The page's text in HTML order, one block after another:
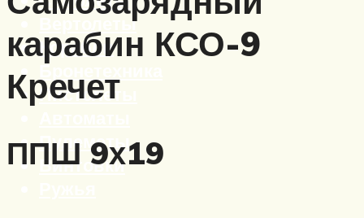
Вертолеты
Корабли
Бронетехника
Пистолеты
Пулеметы
Винтовки
карабин КСО-9
Кречет
ППШ 9х19